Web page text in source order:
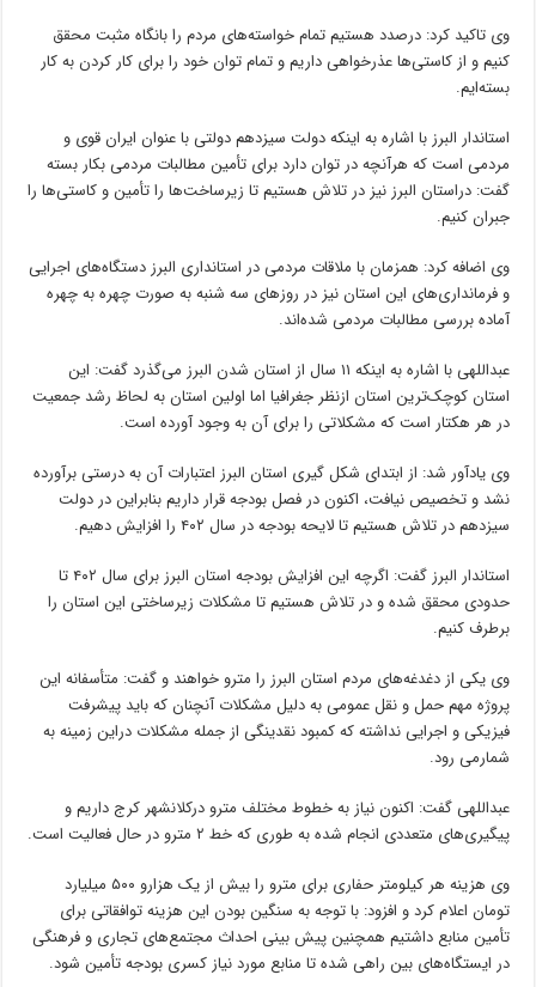
وی تاکید کرد: درصدد هستیم تمام خواسته‌های مردم رابانگاه مثبت محقق
کنیم و از کاستی‌ها عذرخواهی داریم و تمام توان خود را برای کار کردن به کار
بسته‌ایم.
استاندار البرز با اشاره به اینکه دولت سیزدهم دولتی با عنوان ایران قوی و
مردمی است که هرآنچهدر توان دارد برای تأمین مطالبات مردمیبکاربسته
گفت:دراستان البرز نیز در تلاش هستیم تا زیرساخت‌ها را تأمین و کاستی‌ها را
جبران کنیم.
وی اضافه کرد: همزمان با ملاقات مردمی در استانداری البرز دستگاه‌های اجرایی
و فرمانداری‌های این استان نیز در روزهای سه شنبه به صورت چهره به چهره
آماده بررسی مطالبات مردمی شده‌اند.
عبداللهی با اشاره به اینکه ۱۱ سال از استان شدن البرز می‌گذرد گفت: این
استان کوچک‌ترین استان ازنظر جغرافیا اما اولین استان به لحاظ رشد جمعیت
در هر هکتار است که مشکلاتی را برای آن به وجود آورده است.
وی یادآور شد: از ابتدای شکلگیری استان البرز اعتبارات آن به درستی برآورده
نشد و تخصیص نیافت، اکنون در فصل بودجه قرار داریم بنابراین در دولت
سیزدهم در تلاش هستیم تا لایحه بودجه در سال ۴۰۲ را افزایش دهیم.
استاندار البرز گفت: اگرچه این افزایش بودجه استان البرز برای سال ۴۰۲ تا
حدودی محقق شده و در تلاش هستیم تا مشکلات زیرساختی این استان را
برطرف کنیم.
وی یکی از دغدغه‌های مردم استان البرز را مترو خواهند و گفت: متأسفانه این
پروژه مهم حمل و نقل عمومی به دلیل مشکلات آنچنان که باید پیشرفت
فیزیکی و اجرایی نداشته که کمبود نقدینگی از جمله مشکلاتدراین زمینه به
شمارمی رود.
عبداللهی گفت: اکنون نیاز به خطوط مختلف مترودرکلانشهرکرج داریم و
پیگیری‌های متعددی انجام شده به طوری که خط ۲ مترو در حال فعالیت است.
وی هزینه هر کیلومتر حفاری برای مترو را بیش از یک هزارو
۵۰۰ میلیارد
تومان اعلام کرد و افزود: با توجه به سنگین بودن این هزینه توافقاتی برای
تأمین منابع داشتیم همچنین پیش بینی احداث مجتمع‌های تجاری و فرهنگی
در ایستگاه‌های بین راهی شده تا منابع مورد نیاز کسری بودجه تأمین شود.